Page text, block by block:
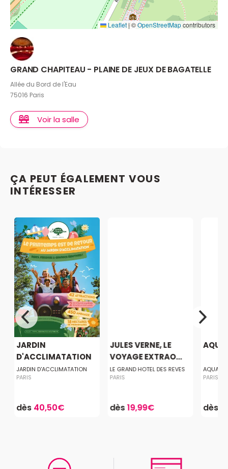
Leaflet|©OpenStreetMapcontributors
GRAND CHAPITEAU - PLAINE DE JEUX DE BAGATELLE
Allée du Bord de l'Eau
75016 Paris
Voir la salle
ÇA PEUT ÉGALEMENT VOUS
INTÉRESSER
JARDIN
D'ACCLIMATATION
JARDIN D'ACCLIMATATION
PARIS
dès 40,50€
JULES VERNE, LE
VOYAGE EXTRAO...
LE GRAND HOTEL DES REVES
PARIS
dès19,99€
PARIS
dès